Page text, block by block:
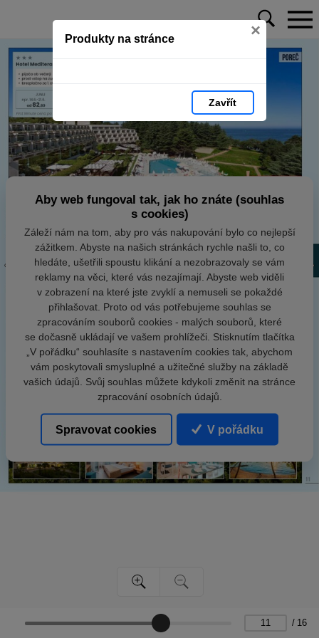
Produkty na stránce ×
Zavřít
/ 16
Aby web fungoval tak, jak ho znáte (souhlas
s cookies)
Záleží nám na tom, aby pro vás nakupování bylo co nejlepší
zážitkem. Abyste na našich stránkách rychle našli to, co
hledáte, ušetřili spoustu klikání a nezobrazovaly se vám
reklamy na věci, které vás nezajímají. Abyste web viděli
v zobrazení na které jste zvyklí a nemuseli se pokaždé
přihlašovat. Proto od vás potřebujeme souhlas se
zpracováním souborů cookies - malých souborů, které
se dočasně ukládají ve vašem prohlížeči. Stisknutím tlačítka
„V pořádku“ souhlasíte s nastavením cookies tak, abychom
vám poskytovali smysluplné a užitečné služby na základě
vašich údajů. Svůj souhlas můžete kdykoli změnit na stránce
zpracování osobních údajů.
Spravovat cookies V pořádku